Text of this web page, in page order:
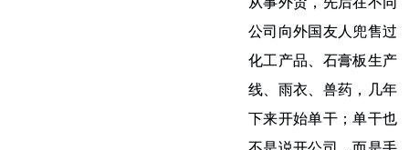
公司向外国友人兜售过
化工产品、石膏板生产
线、雨衣、兽药，几年
下来开始单干；单干也